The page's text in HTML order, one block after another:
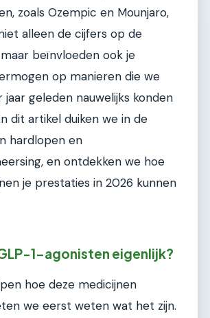
zoals Ozempic en Mounjaro,
alleen de cijfers op de
beïnvloeden ook je
op manieren die we
jaar geleden nauwelijks konden
dit artikel duiken we in de
hardlopen en
en ontdekken we hoe
je prestaties in 2026 kunnen
1-agonisten eigenlijk?
hoe deze medicijnen
we eerst weten wat het zijn.